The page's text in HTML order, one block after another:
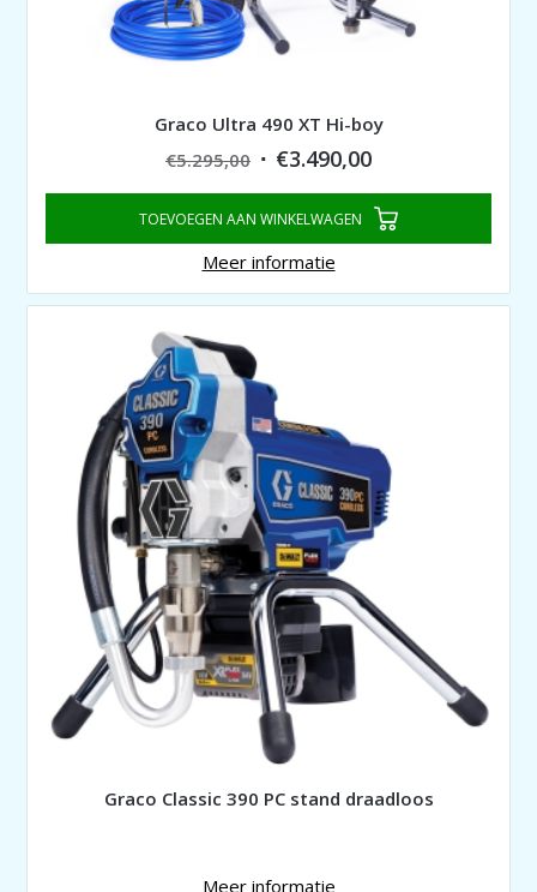
Graco Ultra 490 XT Hi-boy
€5.295,00 Original
price
was:
€5.295,00.
€3.490,00Current
price
is:
TOEVOEGEN AAN WINKELWAGEN
Meer informatie
Graco Classic 390 PC stand draadloos
Meer informatie